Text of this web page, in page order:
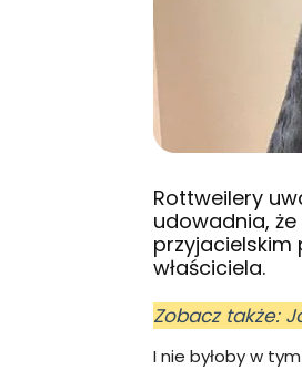
Rottweilery
udowadnia,
przyjacielskim
właściciela.
Zobacz także:
I nie byłoby w